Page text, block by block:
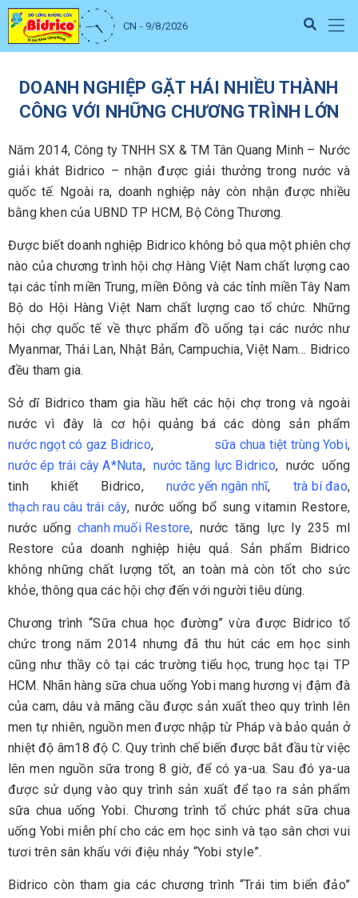
CN - 9/8/2026
DOANH NGHIỆP GẶT HÁI NHIỀU THÀNH
CÔNG VỚI NHỮNG CHƯƠNG TRÌNH LỚN
Năm 2014, Công ty TNHH SX & TM Tân Quang Minh – Nước
giải khát Bidrico – nhận được giải thưởng trong nước và
quốc tế. Ngoài ra, doanh nghiệp này còn nhận được nhiều
bằng khen của UBND TP HCM, Bộ Công Thương.
Được biết doanh nghiệp Bidrico không bỏ qua một phiên chợ
nào của chương trình hội chợ Hàng Việt Nam chất lượng cao
tại các tỉnh miền Trung, miền Đông và các tỉnh miền Tây Nam
Bộ do Hội Hàng Việt Nam chất lượng cao tổ chức. Những
hội chợ quốc tế về thực phẩm đồ uống tại các nước như
Myanmar, Thái Lan, Nhật Bản, Campuchia, Việt Nam… Bidrico
đều tham gia.
Sở dĩ Bidrico tham gia hầu hết các hội chợ trong và ngoài
nước vì đây là cơ hội quảng bá các dòng sản phẩm
nước ngọt có gaz Bidrico, sữa chua tiệt trùng Yobi,
nước ép trái cây A*Nuta, nước tăng lực Bidrico, nước uống
tinh khiết Bidrico, nước yến ngân nhĩ, trà bí đao,
thạch rau câu trái cây, nước uống bổ sung vitamin Restore,
nước uống chanh muối Restore, nước tăng lực ly 235 ml
Restore của doanh nghiệp hiệu quả. Sản phẩm Bidrico
không những chất lượng tốt, an toàn mà còn tốt cho sức
khỏe, thông qua các hội chợ đến với người tiêu dùng.
Chương trình “Sữa chua học đường” vừa được Bidrico tổ
chức trong năm 2014 nhưng đã thu hút các em học sinh
cũng như thầy cô tại các trường tiểu học, trung học tại TP
HCM. Nhãn hàng sữa chua uống Yobi mang hương vị đậm đà
của cam, dâu và mãng cầu được sản xuất theo quy trình lên
men tự nhiên, nguồn men được nhập từ Pháp và bảo quản ở
nhiệt độ âm18 độ C. Quy trình chế biến được bắt đầu từ việc
lên men nguồn sữa trong 8 giờ, để có ya-ua. Sau đó ya-ua
được sử dụng vào quy trình sản xuất để tạo ra sản phẩm
sữa chua uống Yobi. Chương trình tổ chức phát sữa chua
uống Yobi miễn phí cho các em học sinh và tạo sân chơi vui
tươi trên sân khấu với điệu nhảy “Yobi style”.
Bidrico còn tham gia các chương trình “Trái tim biển đảo”